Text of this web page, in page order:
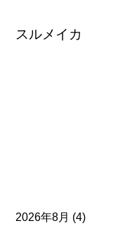
スルメイカ
2026年8月 (4)